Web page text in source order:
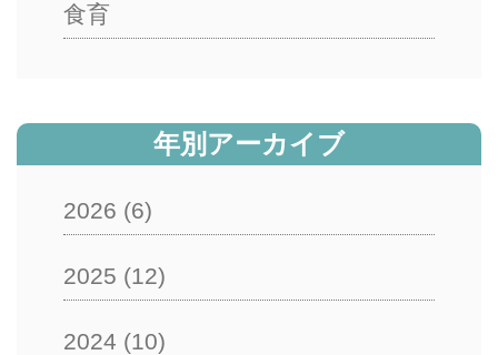
食育
年別アーカイブ
2026 (6)
2025 (12)
2024 (10)